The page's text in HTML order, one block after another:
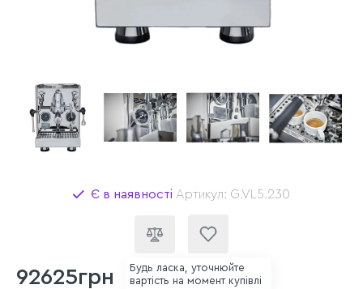
Є в наявності Артикул: G.VL5.230
92625грн
Будь ласка, уточнюйте
вартість на момент купівлі